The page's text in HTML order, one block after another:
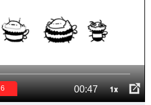
00:47 1x
6